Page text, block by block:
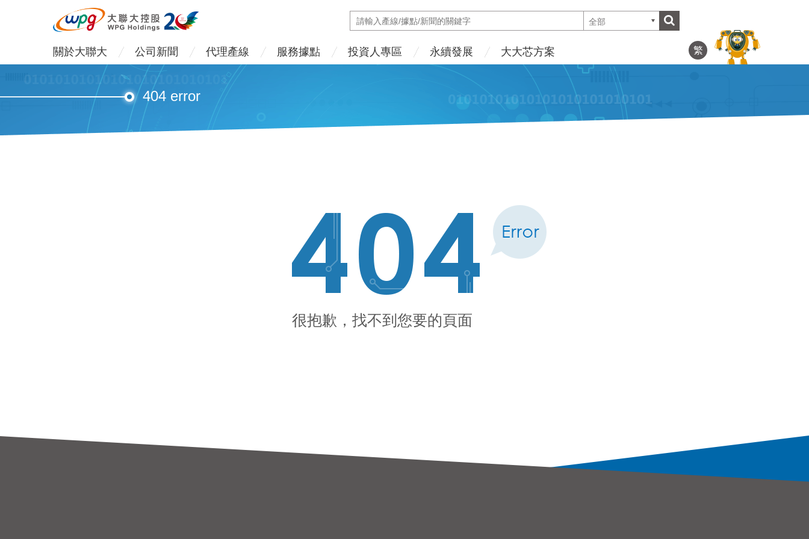
全部
關於大聯大 公司新聞 代理產線 服務據點 投資人專區 永續發展 大大芯方案 繁
404 error
很抱歉，找不到您要的頁面